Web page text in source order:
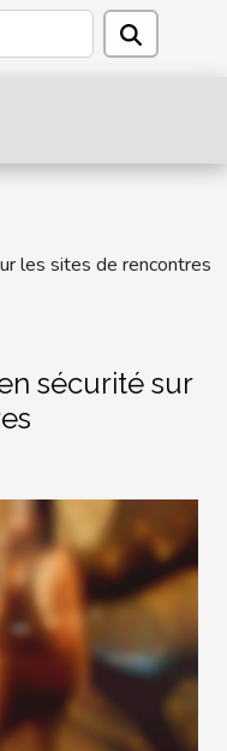
les sites de rencontres
sécurité sur